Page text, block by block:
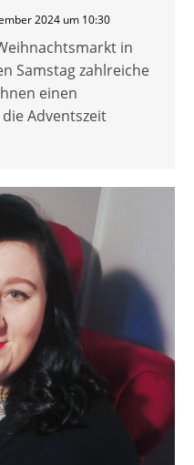
2024 um 10:30
in
Samstag zahlreiche
einen
Adventszeit